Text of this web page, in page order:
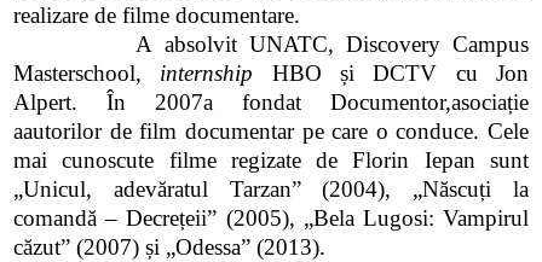
realizare de filme documentare.
A absolvit UNATC, Discovery Campus
Masterschool, internship HBO și DCTV cu Jon
Alpert. În 2007a fondat Documentor,asociație
aautorilor de film documentar pe care o conduce. Cele
mai cunoscute filme regizate de Florin Iepan sunt
„Unicul, adevăratul Tarzan” (2004), „Născuți la
comandă – Decrețeii” (2005), „Bela Lugosi: Vampirul
căzut” (2007) și „Odessa” (2013).